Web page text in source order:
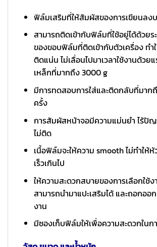
ฟิล์มเสริมที่ให้สัมผัสของการเขียนลง
สามารถติดเข้ากับฟิล์มที่ใช้อยู่ได้ด้วยร
ของขอบฟิล์มที่ติดเข้ากับตัวเครื่อง ท
ติดแน่น ไม่เลื่อนไปมาเวลาใช้งานด้วย
เหล็กที่มากถึง 3000 g
มีการทดสอบการใส่และติดกลับที่มาก
ครั้ง
การสัมผัสหน้าจอมีความแม่นยำ ไร้ปั
ไม่ติด
เนื้อฟิล์มจะให้ความ smooth ไม่ทำให้
เร็วเกินไป
ให้ความสะดวกสบายของการเลือกใช้
สามารถนำมาแปะเสริมได้ และถอกออก
งาน
มีซองเก็บฟิล์มให้เพื่อความสะดวกใน